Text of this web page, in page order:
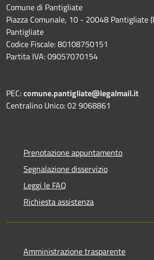
Comune di Pantigliate
Piazza Comunale, 10 - 20048 Pantigliate
Pantigliate
Codice Fiscale: 80108750151
Partita IVA: 09057070154
PEC:comune.pantigliate@legalmail.it
Centralino Unico: 02 9068861
Prenotazione appuntamento
Segnalazione disservizio
Leggi le FAQ
Richiesta assistenza
Amministrazione trasparente